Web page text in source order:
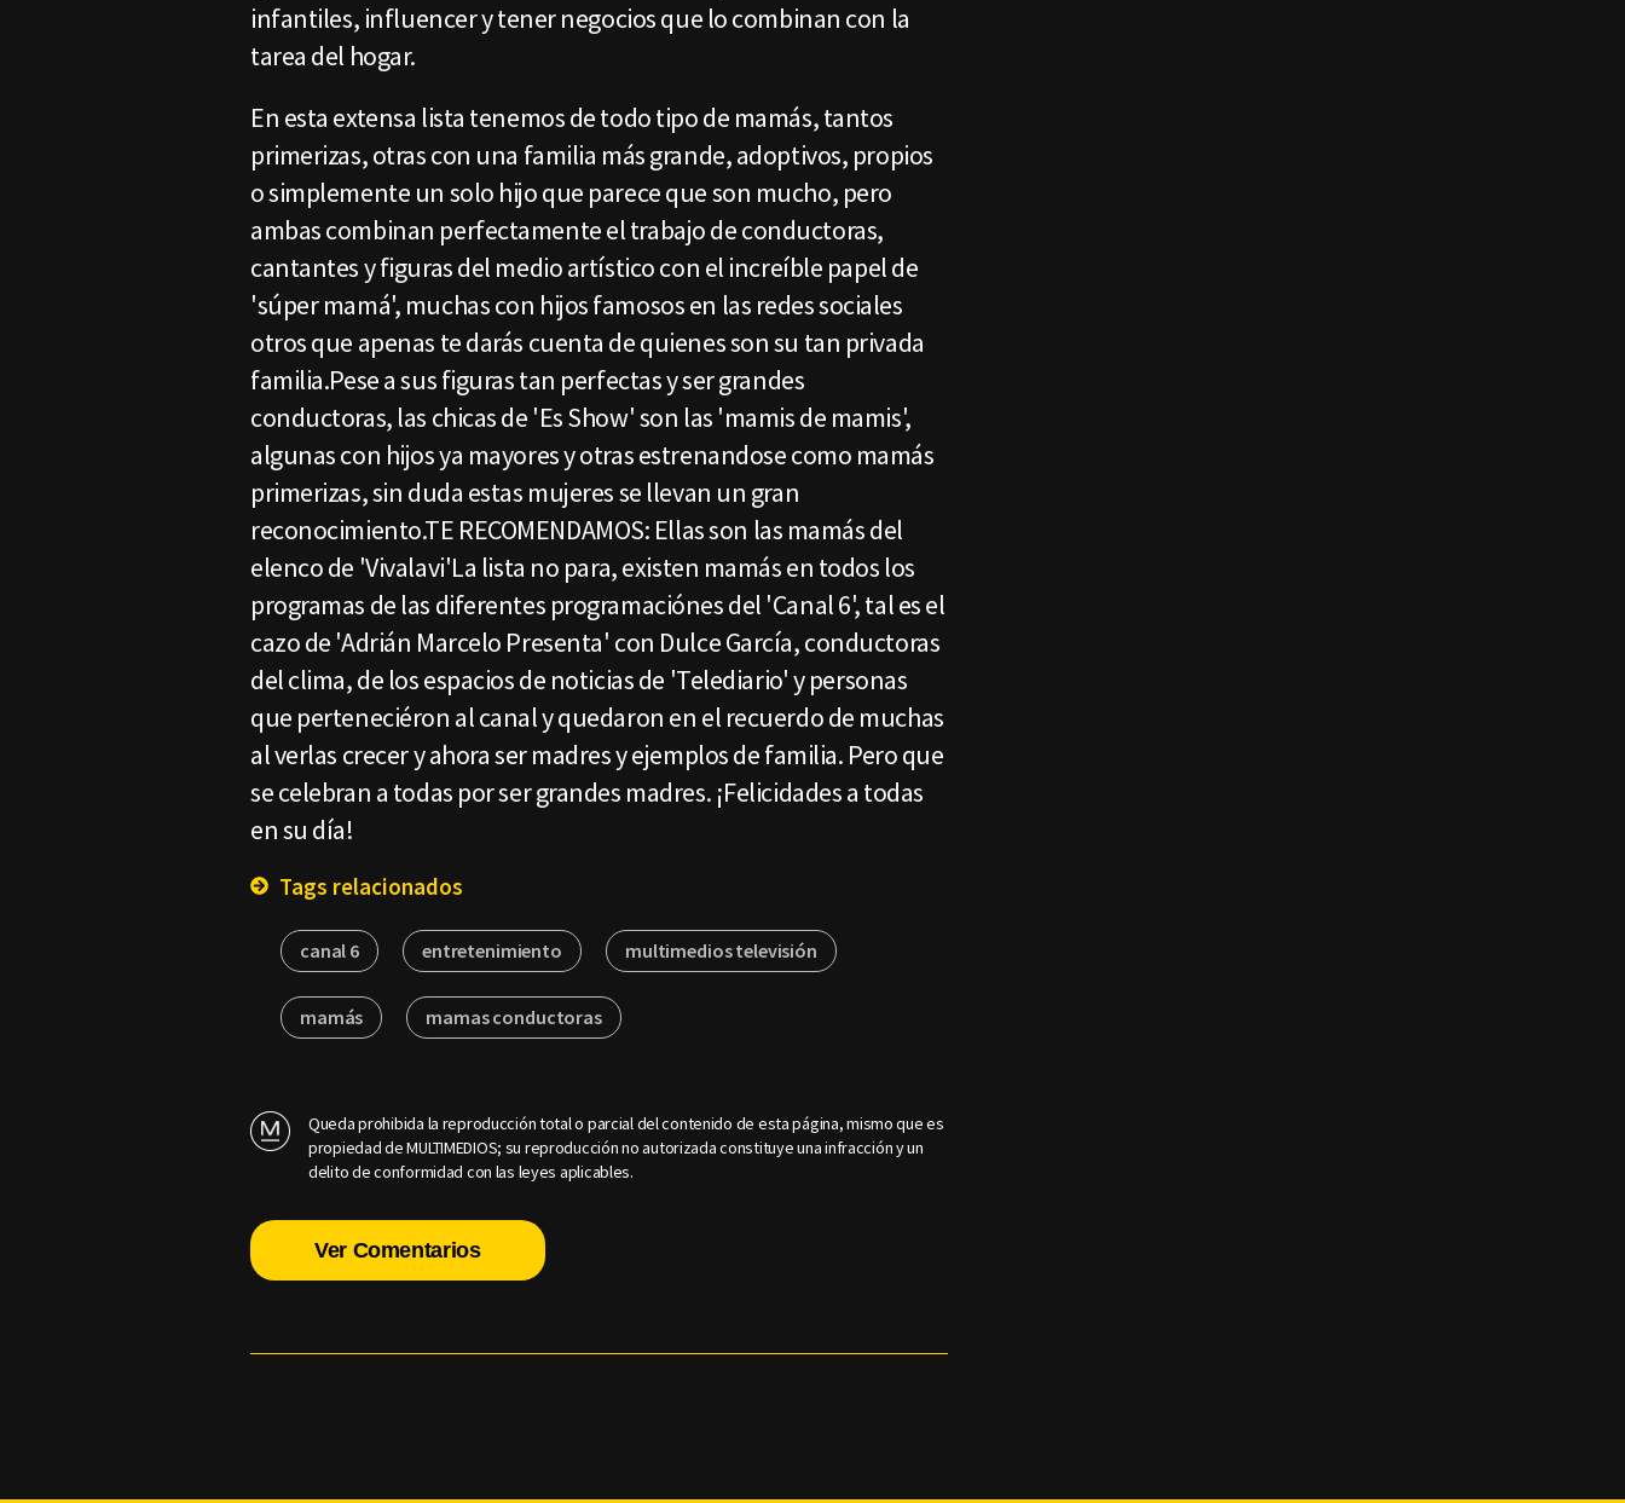
infantiles, influencer y tener negocios que lo combinan con la
tarea del hogar.
En esta extensa lista tenemos de todo tipo de mamás, tantos
primerizas, otras con una familia más grande, adoptivos, propios
o simplemente un solo hijo que parece que son mucho, pero
ambas combinan perfectamente el trabajo de conductoras,
cantantes y figuras del medio artístico con el increíble papel de
'súper mamá', muchas con hijos famosos en las redes sociales
otros que apenas te darás cuenta de quienes son su tan privada
familia.Pese a sus figuras tan perfectas y ser grandes
conductoras, las chicas de 'Es Show' son las 'mamis de mamis',
algunas con hijos ya mayores y otras estrenandose como mamás
primerizas, sin duda estas mujeres se llevan un gran
reconocimiento.TE RECOMENDAMOS: Ellas son las mamás del
elenco de 'Vivalavi'La lista no para, existen mamás en todos los
programas de las diferentes programaciónes del 'Canal 6', tal es el
cazo de 'Adrián Marcelo Presenta' con Dulce García, conductoras
del clima, de los espacios de noticias de 'Telediario' y personas
que perteneciéron al canal y quedaron en el recuerdo de muchas
al verlas crecer y ahora ser madres y ejemplos de familia. Pero que
se celebran a todas por ser grandes madres. ¡Felicidades a todas
en su día!
Tags relacionados
canal 6 entretenimiento multimedios televisión
mamás mamas conductoras
Queda prohibida la reproducción total o parcial del contenido de esta página, mismo que es
propiedad de MULTIMEDIOS; su reproducción no autorizada constituye una infracción y un
delito de conformidad con las leyes aplicables.
Ver Comentarios